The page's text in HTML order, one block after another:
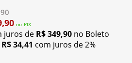
no PIX
juros de R$ 349,90 no Boleto
R$ 34,41 com juros de 2%